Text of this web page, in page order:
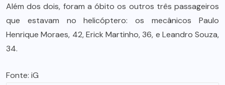
Além dos dois, foram a óbito os outros três passageiros
que estavam no helicóptero: os mecânicos Paulo
Henrique Moraes, 42, Erick Martinho, 36, e Leandro Souza,
34.
Fonte: iG